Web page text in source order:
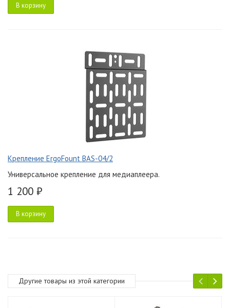
В корзину
Крепление ErgoFount BAS-04/2
Универсальное крепление для медиаплеера.
1 200 ₽
В корзину
Другие товары из этой категории